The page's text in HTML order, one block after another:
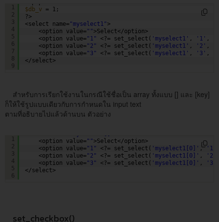
1
2
3
4
5
6
7
8
9
$db_v = 1;
?>
<select name="myselect1" >
<option value="" >Select</option>
<option value="1" <?= set_select( 'myselect1' , '1' , (
<option value="2" <?= set_select( 'myselect1' , '2' , (
<option value="3" <?= set_select( 'myselect1' , '3' , (
</select>
สำหรับการเรียกใช้งานในกรณีใช้ชื่อเป็น array ทั้งแบบ [] และ [key]
ก็ให้ใช้รูปแบบเดียวกับการกำหนดใน input text
ตามที่อธิบายไปแล้วด้านบน ตัวอย่าง
1
2
3
4
5
6
<option value="" >Select</option>
<option value="1" <?= set_select( 'myselect1[0]' , '1'
<option value="2" <?= set_select( 'myselect1[0]' , '2'
<option value="3" <?= set_select( 'myselect1[0]' , '3'
</select>
set_checkbox()